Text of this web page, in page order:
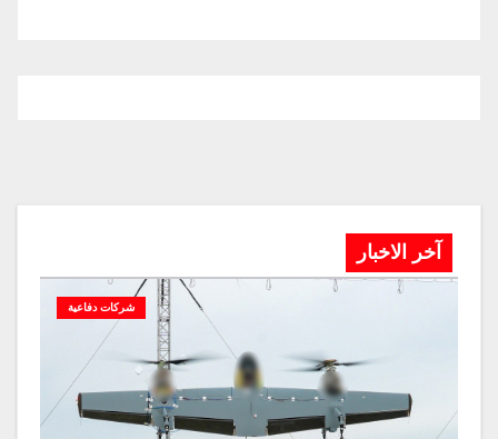
آخر الاخبار
شركات دفاعية